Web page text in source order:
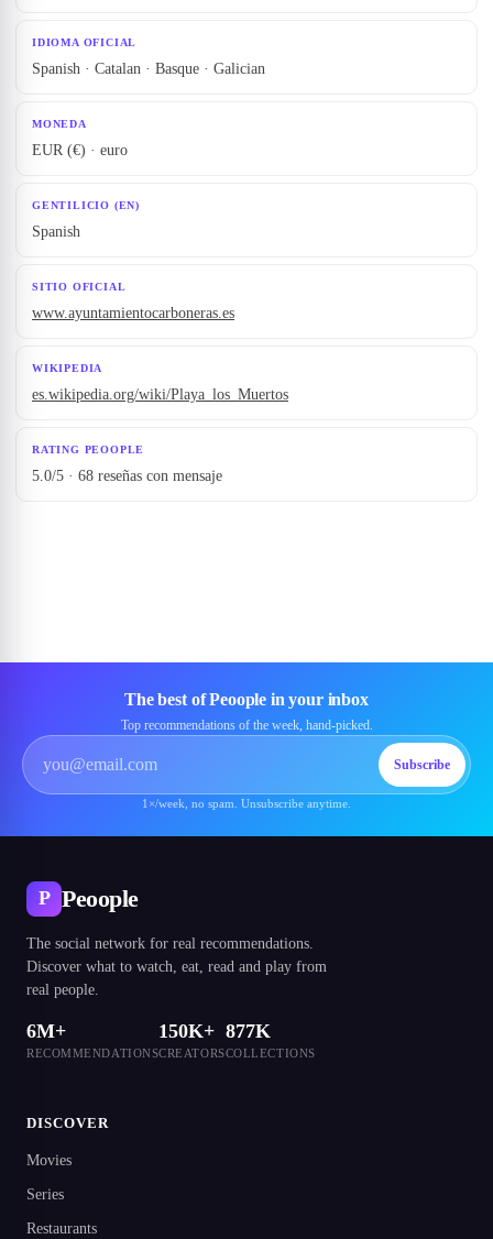
IDIOMA OFICIAL
Spanish · Catalan · Basque · Galician
MONEDA
EUR (€) · euro
GENTILICIO (EN)
Spanish
SITIO OFICIAL
www.ayuntamientocarboneras.es
WIKIPEDIA
es.wikipedia.org/wiki/Playa_los_Muertos
RATING PEOOPLE
5.0/5 · 68 reseñas con mensaje
The best of Peoople in your inbox
Top recommendations of the week, hand-picked.
Subscribe
1×/week, no spam. Unsubscribe anytime.
P Peoople
The social network for real recommendations.
Discover what to watch, eat, read and play from
real people.
6M+
RECOMMENDATIONS
150K+
CREATORS
877K
COLLECTIONS
DISCOVER
Movies
Series
Restaurants